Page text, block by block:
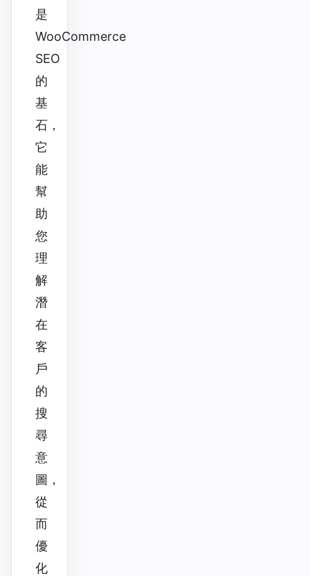
是
WooCommerce
SEO
的
基
石，
它
能
幫
助
您
理
解
潛
在
客
戶
的
搜
尋
意
圖，
從
而
優
化